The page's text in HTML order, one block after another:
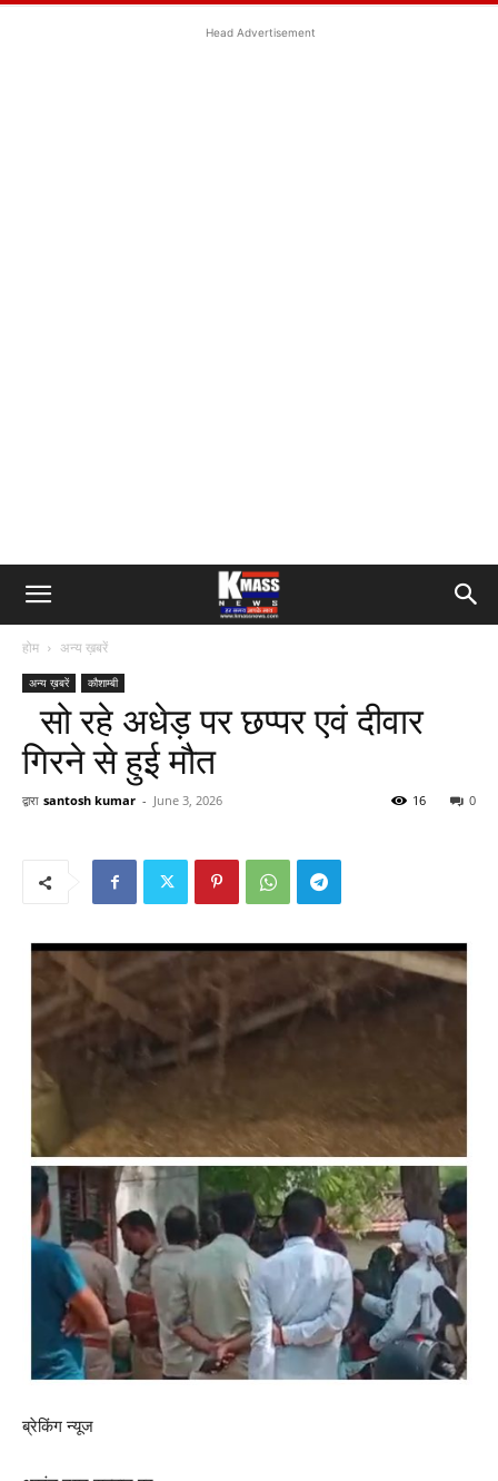
Head Advertisement
होम अन्य ख़बरें
अन्य ख़बरें कौशाम्बी
सो रहे अधेड़ पर छप्पर एवं दीवार
गिरने से हुई मौत
द्वारा santosh kumar - June 3, 2026 0
16
ब्रेकिंग न्यूज